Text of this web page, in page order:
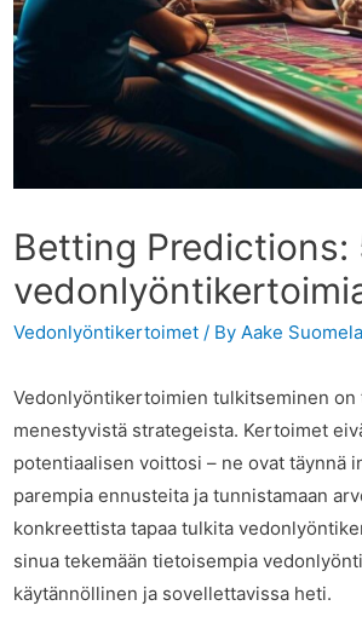
Betting Predictions:
Vedonlyöntikertoimet / By Aake Suomela
Vedonlyöntikertoimien tulkitseminen
menestyvistä strategeista. Kertoimet
potentiaalisen voittosi – ne ovat täynnä
parempia ennusteita ja tunnistamaan
konkreettista tapaa tulkita
sinua tekemään tietoisempia
käytännöllinen ja sovellettavissa heti.